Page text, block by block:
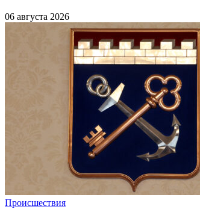
06 августа 2026
Происшествия